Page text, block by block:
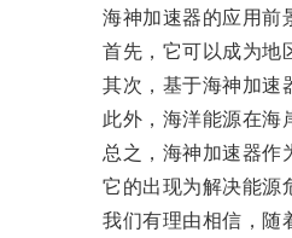
海神加速器的应用前
首先，它可以成为地区
其次，基于海神加速器
此外，海洋能源在海岸
总之，海神加速器作为
它的出现为解决能源危
我们有理由相信，随着